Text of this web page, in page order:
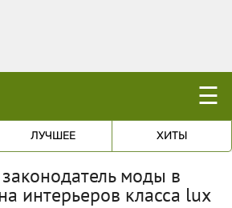
☰
ЛУЧШЕЕ ХИТЫ
законодатель моды в
интерьеров класса lux